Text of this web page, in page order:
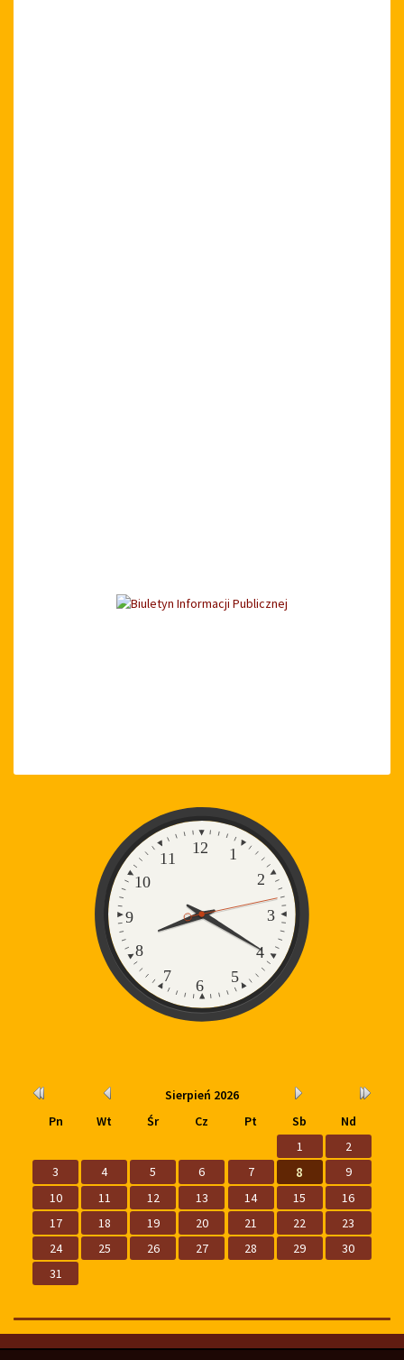
1
2
3
4
5
6
7
8
9
10
11
12
Kalendarium
Rok
Miesiąc
wcześniej
Sierpień 2026
Miesiąc
Rok
Pn Wt Śr Cz Pt Sb
Nd
1
2
3
4 5 6 7 8
9
10
11 12 13 14 15
16
17
18 19 20 21 22
23
24
25 26 27 28 29
30
31
Biblioteka